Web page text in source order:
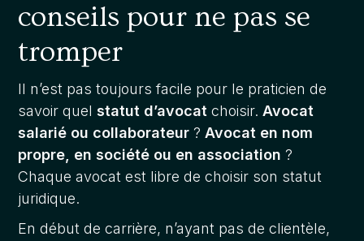
conseils pour ne pas se
tromper
Il n’est pas toujours facile pour le praticien de
savoir quelstatut d’avocat choisir.Avocat
salarié ou collaborateur ?Avocat en nom
propre, en société ou en association ?
Chaque avocat est libre de choisir son statut
juridique.
En début de carrière, n’ayant pas de clientèle,